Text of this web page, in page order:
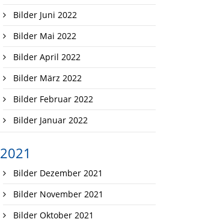
Bilder Juni 2022
Bilder Mai 2022
Bilder April 2022
Bilder März 2022
Bilder Februar 2022
Bilder Januar 2022
2021
Bilder Dezember 2021
Bilder November 2021
Bilder Oktober 2021